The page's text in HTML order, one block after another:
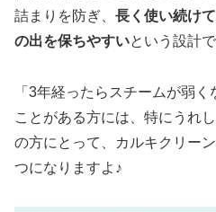
詰まりを防ぎ、 長く使い続け
の出を保ちやすいという設計で
「3年経ったらスチームが弱
ことがある方には、特にうれ
の方にとって、カルキクリー
つになりますよ♪